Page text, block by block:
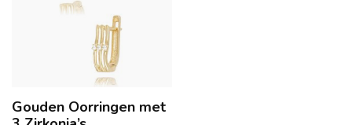
Gouden Oorringen met